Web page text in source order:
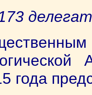
года